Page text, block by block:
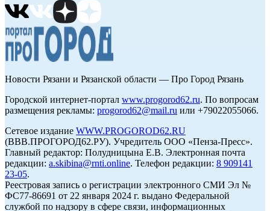
Новости Рязани и Рязанской области — Про Город Рязань
Городской интернет-портал www.progorod62.ru. По вопросам
размещения рекламы: progorod62@mail.ru или +79022055066.
Сетевое издание WWW.PROGOROD62.RU
(ВВВ.ПРОГОРОД62.РУ). Учредитель ООО «Пенза-Пресс».
Главный редактор: Полудницына Е.В. Электронная почта
редакции: a.skibina@rnti.online. Телефон редакции: 8 909141
23-05.
Реестровая запись о регистрации электронного СМИ Эл №
ФС77-86691 от 22 января 2024 г. выдано Федеральной
службой по надзору в сфере связи, информационных